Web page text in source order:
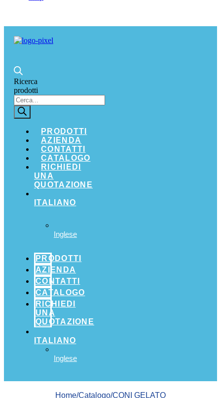
Ricerca
prodotti
PRODOTTI
AZIENDA
CONTATTI
CATALOGO
RICHIEDI
UNA
QUOTAZIONE
ITALIANO
Inglese
PRODOTTI
AZIENDA
CONTATTI
CATALOGO
RICHIEDI
UNA
QUOTAZIONE
ITALIANO
Inglese
Home/Catalogo/CONI GELATO